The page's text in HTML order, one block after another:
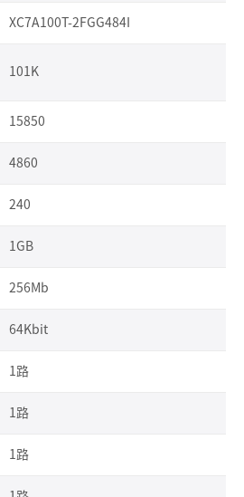
XC7A100T-2FGG484I
101K
15850
4860
240
1GB
256Mb
64Kbit
1路
1路
1路